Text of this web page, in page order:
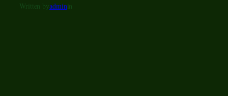
Written byadminin